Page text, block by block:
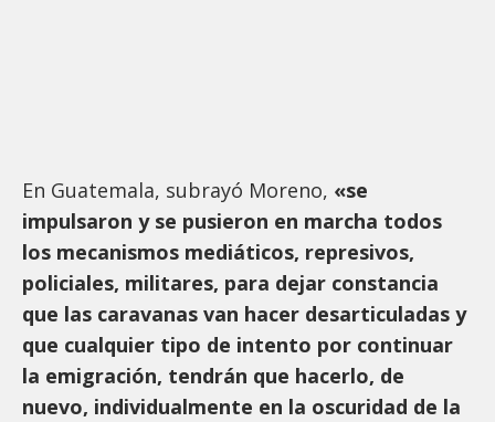
En Guatemala, subrayó Moreno, «se
impulsaron y se pusieron en marcha todos
los mecanismos mediáticos, represivos,
policiales, militares, para dejar constancia
que las caravanas van hacer desarticuladas y
que cualquier tipo de intento por continuar
la emigración, tendrán que hacerlo, de
nuevo, individualmente en la oscuridad de la